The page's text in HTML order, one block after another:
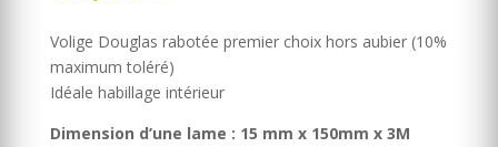
Volige Douglas rabotée premier choix hors aubier (10%
maximum toléré)
Idéale habillage intérieur
Dimension d’une lame : 15 mm x 150mm x 3M